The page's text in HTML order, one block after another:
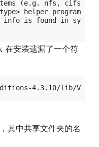
(e.g. nfs, cifs)
helper program)
is found in syslog
在安装遗漏了一个符
4.3.10/lib/
其中共享文件夹的名